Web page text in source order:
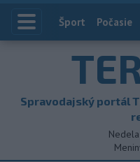
Index
Šport Počasie
Spravodajský portál
Nedela